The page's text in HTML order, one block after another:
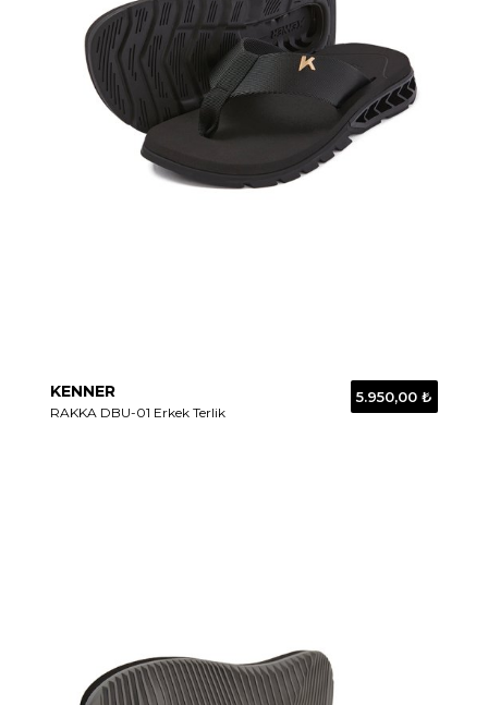
KENNER
RAKKA DBU-01 Erkek Terlik
5.950,00 ₺